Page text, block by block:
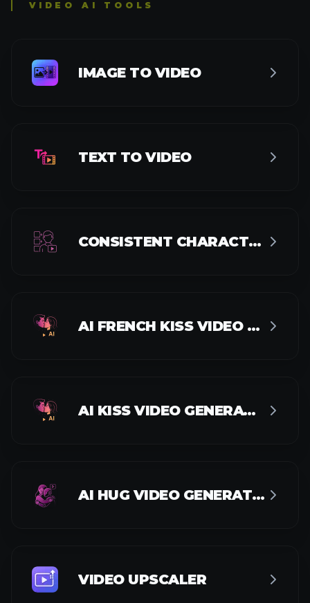
VIDEO AI TOOLS
IMAGE TO VIDEO
TEXT TO VIDEO
CONSISTENT CHARACTER VIDEO
AI FRENCH KISS VIDEO GENERATOR
AI KISS VIDEO GENERATOR
AI HUG VIDEO GENERATOR
VIDEO UPSCALER